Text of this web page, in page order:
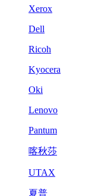
Xerox
Dell
Ricoh
Kyocera
Oki
Lenovo
Pantum
喀秋莎
UTAX
夏普